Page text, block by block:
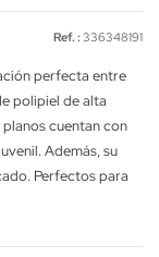
Ref. : 336348191
perfecta entre
polipiel de alta
cuentan con
Además, su
Perfectos para